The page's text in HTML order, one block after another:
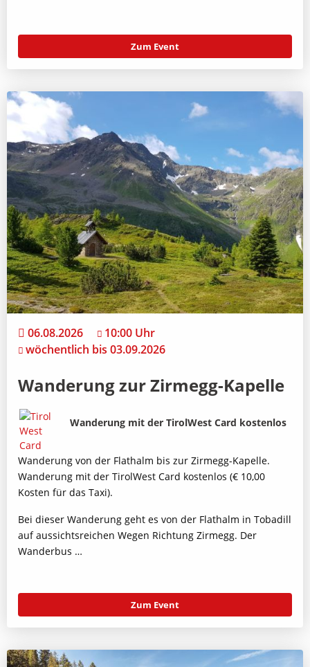
Zum Event
06.08.2026
10:00 Uhr
wöchentlich bis 03.09.2026
Wanderung zur Zirmegg-Kapelle
Bild
Beschreibung
Wanderung mit der TirolWest Card kostenlos
Wanderung von der Flathalm bis zur Zirmegg-Kapelle.
Wanderung mit der TirolWest Card kostenlos (€ 10,00
Kosten für das Taxi).
Bei dieser Wanderung geht es von der Flathalm in Tobadill
auf aussichtsreichen Wegen Richtung Zirmegg. Der
Wanderbus …
Zum Event